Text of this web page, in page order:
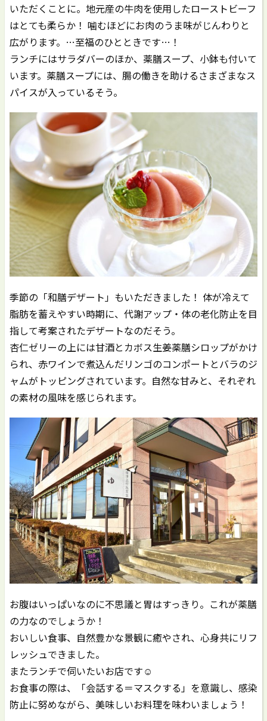
いただくことに。地元産の牛肉を使用したローストビーフ
はとても柔らか！ 噛むほどにお肉のうま味がじんわりと
広がります。…至福のひとときです…！
ランチにはサラダバーのほか、薬膳スープ、小鉢も付いて
います。薬膳スープには、腸の働きを助けるさまざまなス
パイスが入っているそう。
季節の「和膳デザート」もいただきました！ 体が冷えて
脂肪を蓄えやすい時期に、代謝アップ・体の老化防止を目
指して考案されたデザートなのだそう。
杏仁ゼリーの上には甘酒とカボス生姜薬膳シロップがかけ
られ、赤ワインで煮込んだリンゴのコンポートとバラのジ
ャムがトッピングされています。自然な甘みと、それぞれ
の素材の風味を感じられます。
お腹はいっぱいなのに不思議と胃はすっきり。これが薬膳
の力なのでしょうか！
おいしい食事、自然豊かな景観に癒やされ、心身共にリフ
レッシュできました。
またランチで伺いたいお店です☺
お食事の際は、「会話する＝マスクする」を意識し、感染
防止に努めながら、美味しいお料理を味わいましょう！